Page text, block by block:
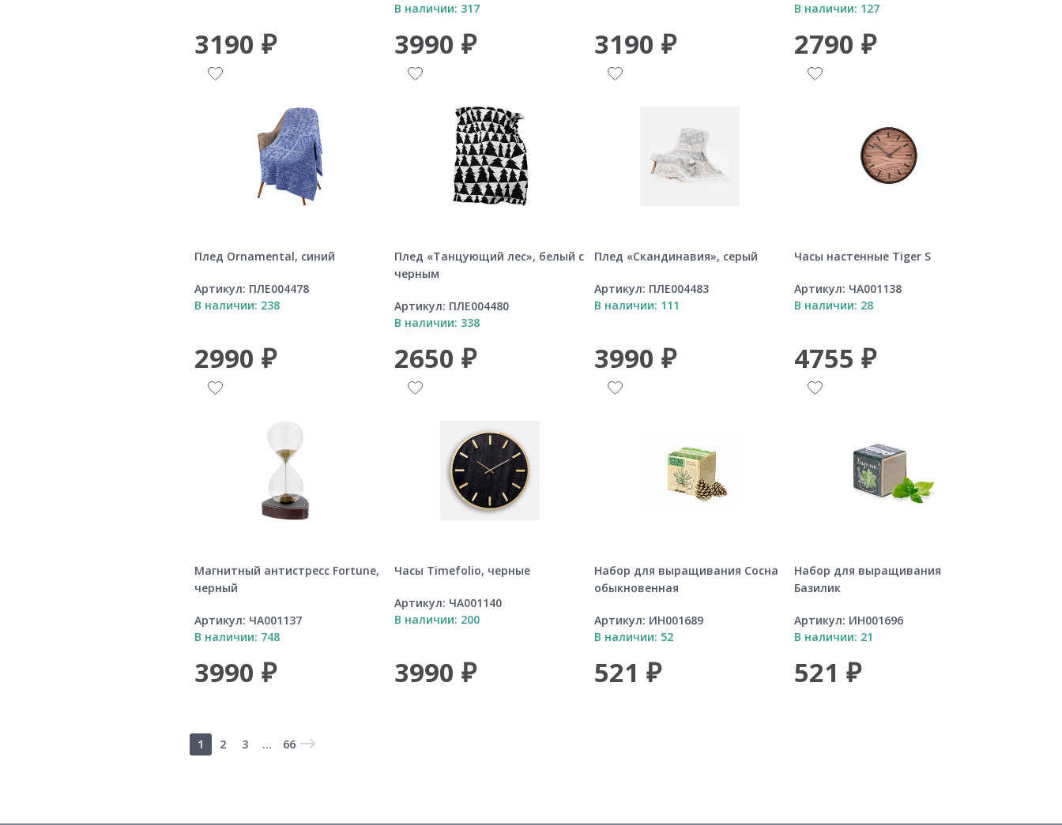
3190 ₽ 3990 ₽
В наличии: 317
3190 ₽ 2790 ₽
В наличии: 127
2990 ₽
Плед Ornamental, синий
Артикул: ПЛЕ004478
В наличии: 238
2650 ₽
Плед «Танцующий лес», белый с
черным
Артикул: ПЛЕ004480
В наличии: 338
3990 ₽
Плед «Скандинавия», серый
Артикул: ПЛЕ004483
В наличии: 111
4755 ₽
Часы настенные Tiger S
Артикул: ЧА001138
В наличии: 28
3990 ₽
Магнитный антистресс Fortune,
черный
Артикул: ЧА001137
В наличии: 748
3990 ₽
Часы Timefolio, черные
Артикул: ЧА001140
В наличии: 200
521 ₽
Набор для выращивания Сосна
обыкновенная
Артикул: ИН001689
В наличии: 52
521 ₽
Набор для выращивания
Базилик
Артикул: ИН001696
В наличии: 21
1 2 3 ... 66